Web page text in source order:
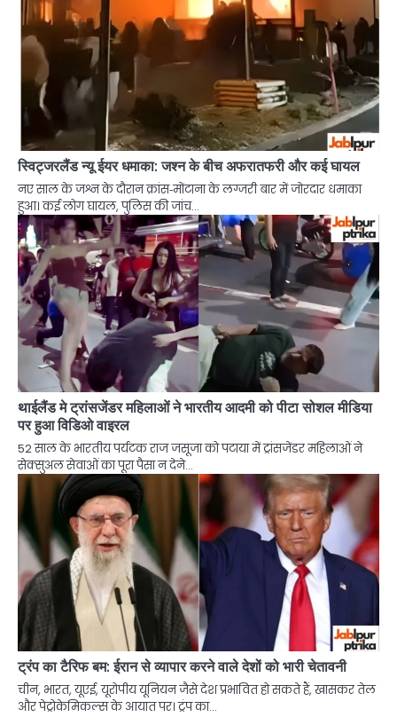
स्विट्जरलैंड न्यू ईयर धमाका: जश्न के बीच अफरातफरी और कई घायल
नए साल के जश्न के दौरान क्रांस‑मोंटाना के लग्जरी बार में जोरदार धमाका
हुआ। कई लोग घायल, पुलिस की जांच…
थाईलैंड मे ट्रांसजेंडर महिलाओं ने भारतीय आदमी को पीटा सोशल मीडिया
पर हुआ विडिओ वाइरल
52 साल के भारतीय पर्यटक राज जसूजा को पटाया में ट्रांसजेंडर महिलाओं ने
सेक्सुअल सेवाओं का पूरा पैसा न देने…
ट्रंप का टैरिफ बम: ईरान से व्यापार करने वाले देशों को भारी चेतावनी
चीन, भारत, यूएई, यूरोपीय यूनियन जैसे देश प्रभावित हो सकते हैं, खासकर तेल
और पेट्रोकेमिकल्स के आयात पर। ट्रंप का…